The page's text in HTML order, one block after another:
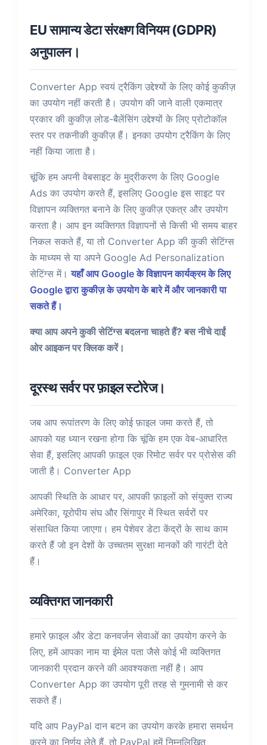
EU सामान्य डेटा संरक्षण विनियम (GDPR)
अनुपालन।
Converter App स्वयं ट्रैकिंग उद्देश्यों के लिए कोई कुकीज़
का उपयोग नहीं करती है। उपयोग की जाने वाली एकमात्र
प्रकार की कुकीज़ लोड-बैलेंसिंग उद्देश्यों के लिए प्रोटोकॉल
स्तर पर तकनीकी कुकीज़ हैं। इनका उपयोग ट्रैकिंग के लिए
नहीं किया जाता है।
चूंकि हम अपनी वेबसाइट के मुद्रीकरण के लिए Google
Ads का उपयोग करते हैं, इसलिए Google इस साइट पर
विज्ञापन व्यक्तिगत बनाने के लिए कुकीज़ एकत्र और उपयोग
करता है। आप इन व्यक्तिगत विज्ञापनों से किसी भी समय बाहर
निकल सकते हैं, या तो Converter App की कुकी सेटिंग्स
के माध्यम से या अपने Google Ad Personalization
सेटिंग्स में।यहाँ आप Google के विज्ञापन कार्यक्रम के लिए
Google द्वारा कुकीज़ के उपयोग के बारे में और जानकारी पा
सकते हैं।
क्या आप अपने कुकी सेटिंग्स बदलना चाहते हैं? बस नीचे दाईं
ओर आइकन पर क्लिक करें।
दूरस्थ सर्वर पर फ़ाइल स्टोरेज।
जब आप रूपांतरण के लिए कोई फ़ाइल जमा करते हैं, तो
आपको यह ध्यान रखना होगा कि चूंकि हम एक वेब-आधारित
सेवा हैं, इसलिए आपकी फ़ाइल एक रिमोट सर्वर पर प्रोसेस की
जाती है। Converter App
आपकी स्थिति के आधार पर, आपकी फ़ाइलों को संयुक्त राज्य
अमेरिका, यूरोपीय संघ और सिंगापुर में स्थित सर्वरों पर
संसाधित किया जाएगा। हम पेशेवर डेटा केंद्रों के साथ काम
करते हैं जो इन देशों के उच्चतम सुरक्षा मानकों की गारंटी देते
हैं।
व्यक्तिगत जानकारी
हमारे फ़ाइल और डेटा कनवर्जन सेवाओं का उपयोग करने के
लिए, हमें आपका नाम या ईमेल पता जैसे कोई भी व्यक्तिगत
जानकारी प्रदान करने की आवश्यकता नहीं है। आप
Converter App का उपयोग पूरी तरह से गुमनामी से कर
सकते हैं।
यदि आप PayPal दान बटन का उपयोग करके हमारा समर्थन
करने का निर्णय लेते हैं, तो PayPal हमें निम्नलिखित